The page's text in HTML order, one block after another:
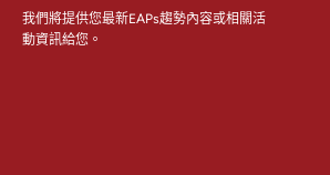
我們將提供您最新EAPs趨勢內容或相關活
動資訊給您。